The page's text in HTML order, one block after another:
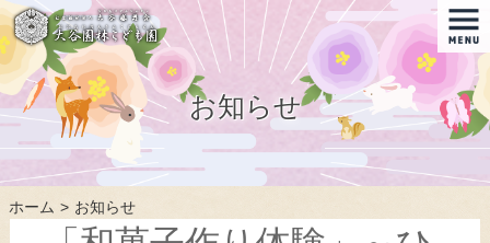
お知らせ
ホーム お知らせ